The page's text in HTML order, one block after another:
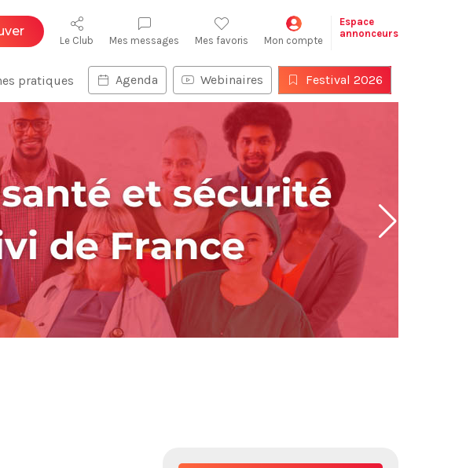
Le Club Mes messages Mes favoris Mon compte
Espace
annonceurs
pratiques Agenda Webinaires Festival 2026